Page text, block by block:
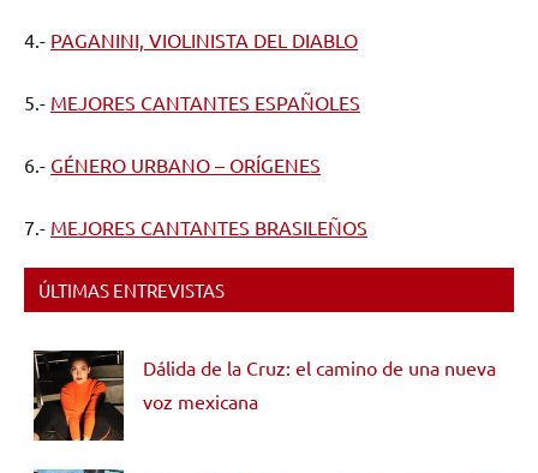
4.- PAGANINI, VIOLINISTA DEL DIABLO
5.- MEJORES CANTANTES ESPAÑOLES
6.- GÉNERO URBANO – ORÍGENES
7.- MEJORES CANTANTES BRASILEÑOS
ÚLTIMAS ENTREVISTAS
Dálida de la Cruz: el camino de una nueva
voz mexicana